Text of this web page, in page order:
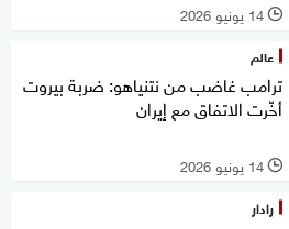
l 14 يونيو 2026
عالم
ترامب غاضب من نتنياهو: ضربة بيروت
أخّرت الاتفاق مع إيران
l 14 يونيو 2026
رادار